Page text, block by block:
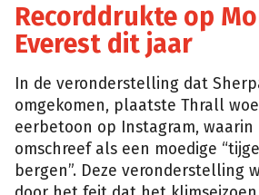
Recorddrukte op
Everest dit jaar
In de veronderstelling dat
omgekomen, plaatste Thrall
eerbetoon op Instagram, waarin
omschreef als een moedige
bergen”. Deze veronderstelling